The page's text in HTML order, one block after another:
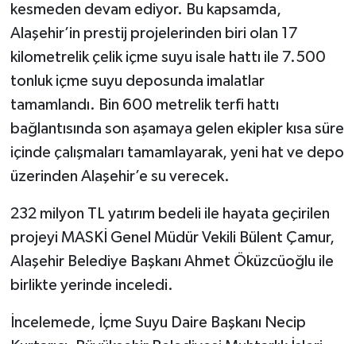
kesmeden devam ediyor. Bu kapsamda,
Alaşehir’in prestij projelerinden biri olan 17
kilometrelik çelik içme suyu isale hattı ile 7.500
tonluk içme suyu deposunda imalatlar
tamamlandı. Bin 600 metrelik terfi hattı
bağlantısında son aşamaya gelen ekipler kısa süre
içinde çalışmaları tamamlayarak, yeni hat ve depo
üzerinden Alaşehir’e su verecek.
232 milyon TL yatırım bedeli ile hayata geçirilen
projeyi MASKİ Genel Müdür Vekili Bülent Çamur,
Alaşehir Belediye Başkanı Ahmet Öküzcüoğlu ile
birlikte yerinde inceledi.
İncelemede, İçme Suyu Daire Başkanı Necip